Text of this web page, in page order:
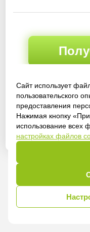
Сайт использует
пользовательского
предоставления
Нажимая кнопку
использование всех
настройках файлов